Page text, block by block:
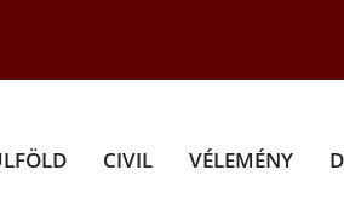
CIVIL VÉLEMÉNY